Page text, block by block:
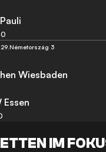
Németország 3
Wiesbaden
Essen
IM